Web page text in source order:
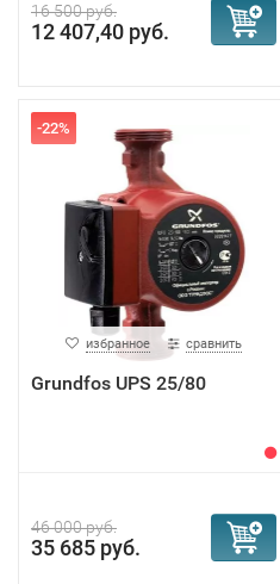
16 500 руб.
12 407,40 руб.
-22%
избранное сравнить
Grundfos UPS 25/80
46 000 руб.
35 685 руб.